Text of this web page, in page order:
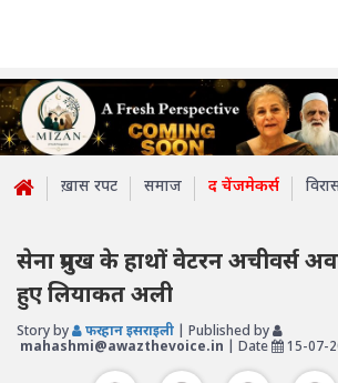
ख़ास रपट समाज द चेंजमेकर्स
सेना प्रमुख के हाथों वेटरन अचीवर्स
हुए लियाकत अली
Story by फरहान इसराइली | Published by
mahashmi@awazthevoice.in | Date 15-07-